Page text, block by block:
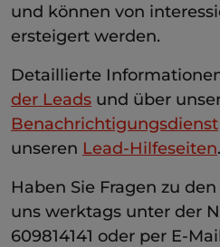
und können von
ersteigert werden.
Detaillierte
der Leads und über
Benachrichtigungsdienst
unseren Lead-Hilfeseiten.
Haben Sie Fragen zu
uns werktags unter der
609814141 oder per E-